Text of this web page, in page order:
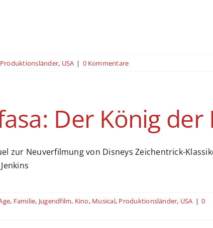
Produktionsländer, USA | 0 Kommentare
Der König der
zur Neuverfilmung von Disneys Zeichentrick-
, Familie, Jugendfilm, Kino, Musical, Produktionsländer, USA | 0